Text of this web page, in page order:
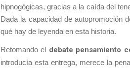
hipnogógicas, gracias a la caída del
Dada la capacidad de autopromoción
qué hay de leyenda en esta historia.
Retomando el debate pensamiento
introducía esta entrega, merece la